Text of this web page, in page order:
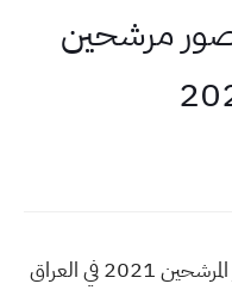
مرشحين
عقوبة بحق كل من يعتدي على صور المرشحين 2021 في العراق